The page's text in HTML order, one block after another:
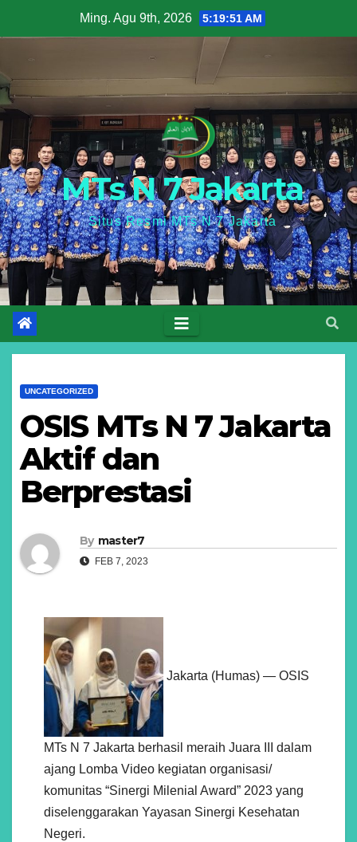
to
Ming. Agu 9th, 2026 5:19:51 AM
MTs N 7 Jakarta
Situs Resmi MTs N 7 Jakarta
UNCATEGORIZED
OSIS MTs N 7 Jakarta
Aktif dan
Berprestasi
By master7
FEB 7, 2023
Jakarta (Humas) — OSIS
MTs N 7 Jakarta berhasil meraih Juara III dalam
ajang Lomba Video kegiatan organisasi/
komunitas “Sinergi Milenial Award” 2023 yang
diselenggarakan Yayasan Sinergi Kesehatan
Negeri.